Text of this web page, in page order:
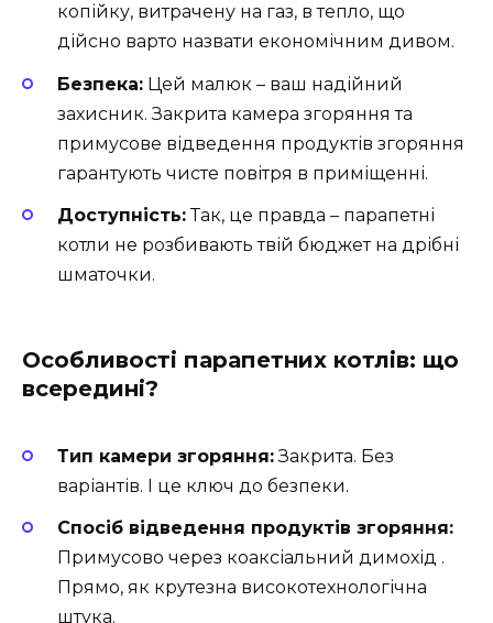
копійку, витрачену на газ, в тепло, що
дійсно варто назвати економічним дивом.
Безпека: Цей малюк – ваш надійний
захисник. Закрита камера згоряння та
примусове відведення продуктів згоряння
гарантують чисте повітря в приміщенні.
Доступність:Так, це правда – парапетні
котли не розбивають твій бюджет на дрібні
шматочки.
Особливості парапетних котлів: що
всередині?
Тип камери згоряння:Закрита. Без
варіантів. І це ключ до безпеки.
Спосіб відведення продуктів згоряння:
Примусово через коаксіальний димохід .
Прямо, як крутезна високотехнологічна
штука.